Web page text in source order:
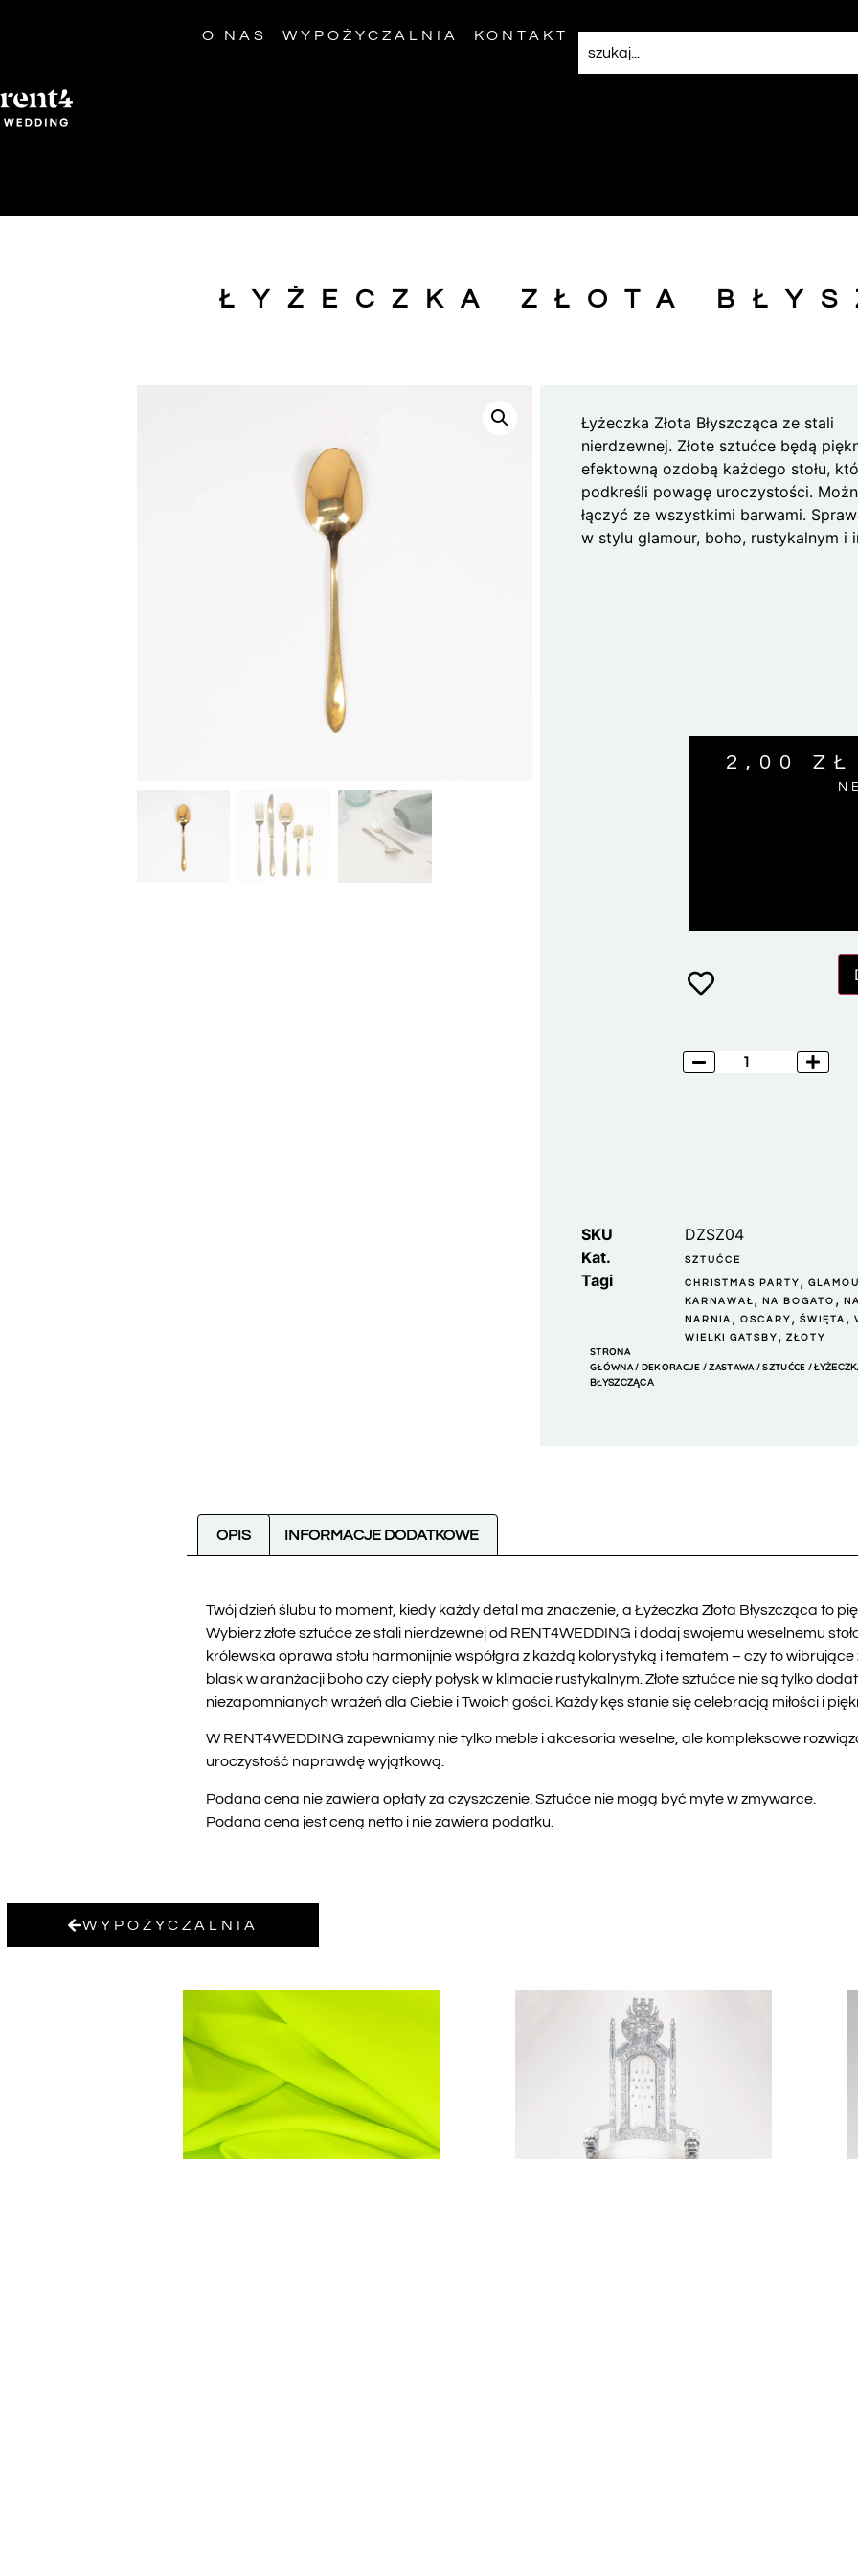
O NAS WYPOŻYCZALNIA KONTAKT
ŁYŻECZKA ZŁOTA
Łyżeczka Złota Błyszcząca ze stali
nierdzewnej. Złote sztućce będą
efektowną ozdobą każdego stołu,
podkreśli powagę uroczystości.
łączyć ze wszystkimi barwami.
w stylu glamour, boho, rustykalnym i
2,00 ZŁ
SKU
DZSZ04
Kat.
SZTUĆCE
Tagi CHRISTMAS PARTY ,
KARNAWAŁ ,NA BOGATO ,
NARNIA ,OSCARY ,ŚWIĘTA ,
WIELKI GATSBY ,ZŁOTY
STRONA
GŁÓWNA/ DEKORACJE /ZASTAWA /SZTUĆCE /
BŁYSZCZĄCA
OPIS INFORMACJE DODATKOWE
Twój dzień ślubu to moment, kiedy każdy detal ma znaczenie, a Łyżeczka Złota Błyszcząca to
Wybierz złote sztućce ze stali nierdzewnej od RENT4WEDDING i dodaj swojemu weselnemu
królewska oprawa stołu harmonijnie współgra z każdą kolorystyką i tematem – czy to wibrujące
blask w aranżacji boho czy ciepły połysk w klimacie rustykalnym. Złote sztućce nie są tylko
niezapomnianych wrażeń dla Ciebie i Twoich gości. Każdy kęs stanie się celebracją miłości i
W RENT4WEDDING zapewniamy nie tylko meble i akcesoria weselne, ale kompleksowe
uroczystość naprawdę wyjątkową.
Podana cena nie zawiera opłaty za czyszczenie. Sztućce nie mogą być myte w zmywarce.
Podana cena jest ceną netto i nie zawiera podatku.
WYPOŻYCZALNIA